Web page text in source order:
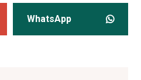
WhatsApp